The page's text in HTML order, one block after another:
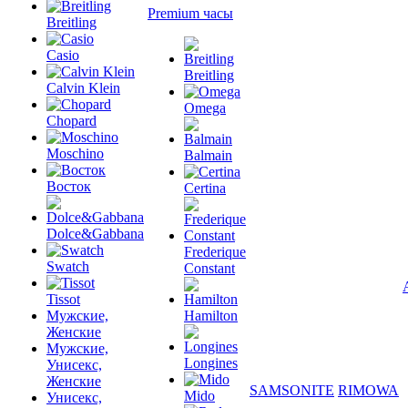
Breitling
Casio
Calvin Klein
Chopard
Moschino
Восток
Dolce&Gabbana
Swatch
Tissot
Мужские,
Женские
Мужские,
Унисекс,
Женские
Унисекс,
Premium часы
Breitling
Omega
Balmain
Certina
Frederique
Constant
Hamilton
Longines
Mido SAMSONITE RIMOWA